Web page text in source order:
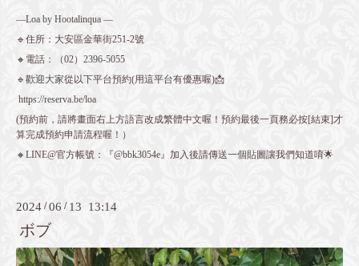
—Loa by Hootalinqua —
🔹住所：大安區金華街251-2號
🔸電話：（02）2396-5055
🔹歡迎大家從以下平台預約(用這平台有優惠喔)📩
https://reserva.be/loa
(預約前，請將畫面右上方語言改成繁體中文喔！預約最後一頁務必按[結束]才
算完成預約申請流程喔！）
🔸LINE@官方帳號：『@bbk3054e』加入後請傳送一個貼圖讓我們知道唷🌟
2024 /06 / 13 13:14
ボブ